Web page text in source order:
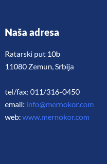
Naša adresa
Ratarski put 10b
11080 Zemun, Srbija
tel/fax: 011/316-0450
email: info@mernokor.com
web: www.mernokor.com